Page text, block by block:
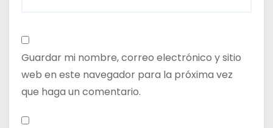
Guardar mi nombre, correo electrónico y sitio
web en este navegador para la próxima vez
que haga un comentario.